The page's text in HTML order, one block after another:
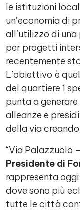
le istituzioni
un’economia di
all’utilizzo di
per progetti
recentemente
L’obiettivo è
del quartiere 1
punta a
alleanze e
della via
“Via Palazzuolo –
Presidente di
rappresenta
dove sono più
tutte le città